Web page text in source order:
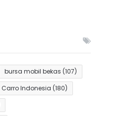
bursa mobil bekas (107)
Carro Indonesia (180)